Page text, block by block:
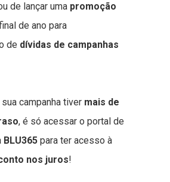
de lançar uma promoção
de ano para
de dívidas de campanhas
campanha tiver mais de
, é só acessar o portal de
BLU365 para ter acesso à
nos juros!